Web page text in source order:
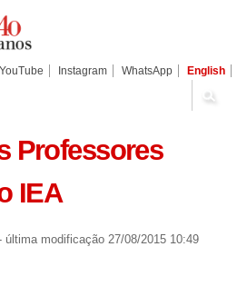
YouTube Instagram WhatsApp English
Professores
IEA
última modificação27/08/2015 10:49